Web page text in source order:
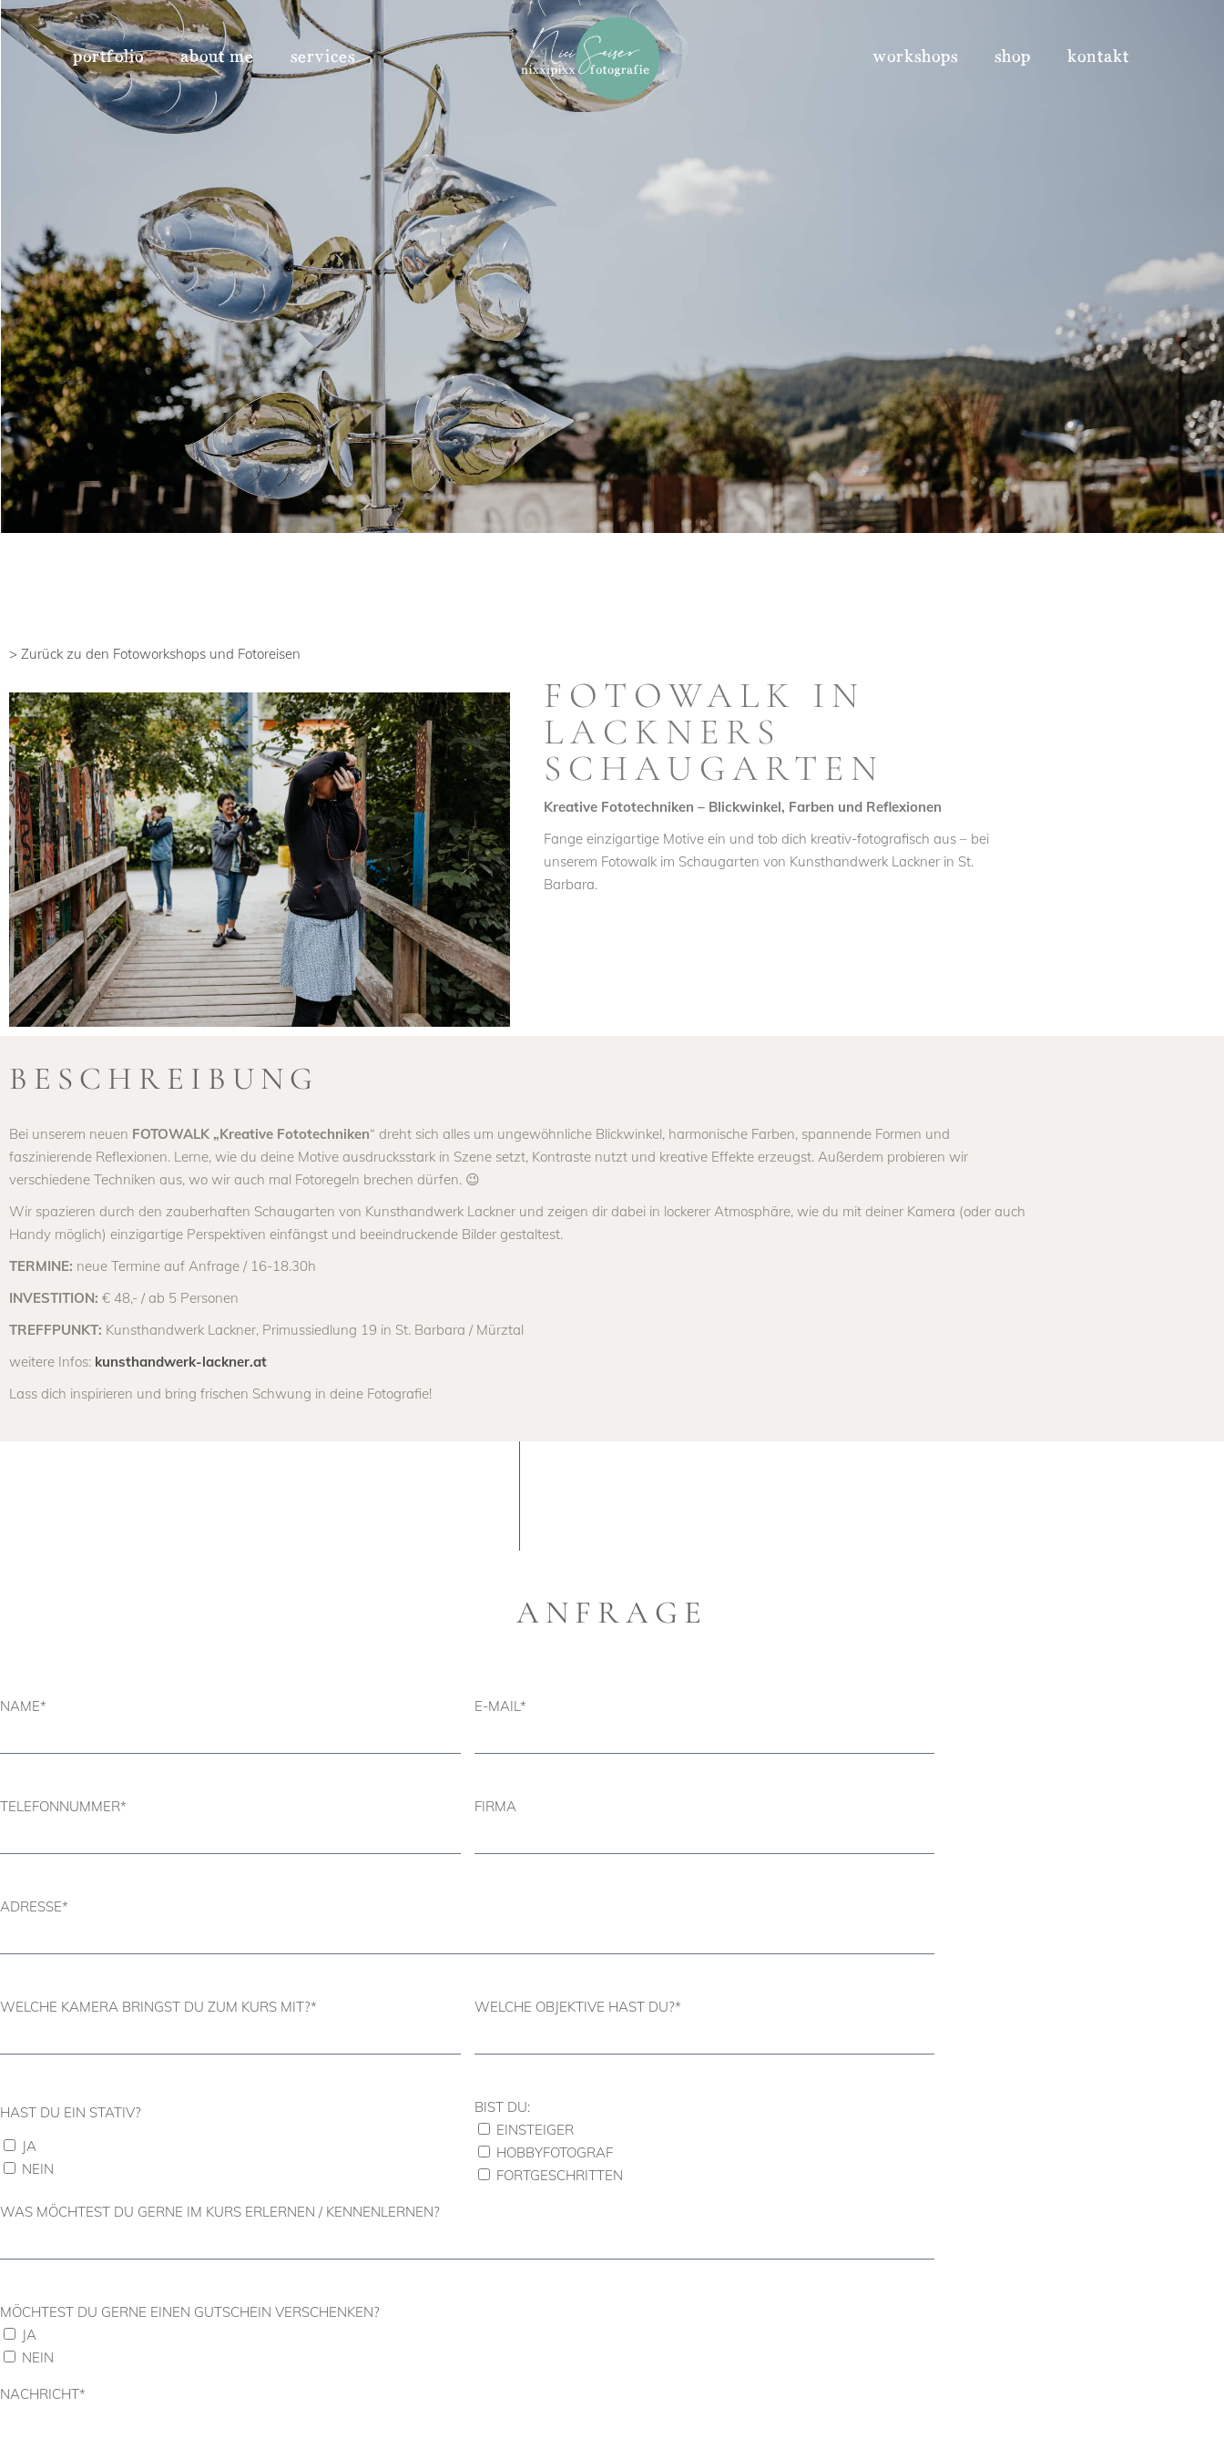
portfolio about me services workshops shop kontakt
> Zurück zu den Fotoworkshops und Fotoreisen
FOTOWALK IN
LACKNERS
SCHAUGARTEN
Kreative Fototechniken – Blickwinkel, Farben und Reflexionen
Fange einzigartige Motive ein und tob dich kreativ-fotografisch aus – bei
unserem Fotowalk im Schaugarten von Kunsthandwerk Lackner in St.
Barbara.
BESCHREIBUNG
Bei unserem neuen FOTOWALK „Kreative Fototechniken“ dreht sich alles um ungewöhnliche Blickwinkel, harmonische Farben, spannende Formen und
faszinierende Reflexionen. Lerne, wie du deine Motive ausdrucksstark in Szene setzt, Kontraste nutzt und kreative Effekte erzeugst. Außerdem probieren wir
verschiedene Techniken aus, wo wir auch mal Fotoregeln brechen dürfen. 😉
Wir spazieren durch den zauberhaften Schaugarten von Kunsthandwerk Lackner und zeigen dir dabei in lockerer Atmosphäre, wie du mit deiner Kamera (oder auch
Handy möglich) einzigartige Perspektiven einfängst und beeindruckende Bilder gestaltest.
TERMINE: neue Termine auf Anfrage / 16-18.30h
INVESTITION: € 48,- / ab 5 Personen
TREFFPUNKT: Kunsthandwerk Lackner, Primussiedlung 19 in St. Barbara / Mürztal
weitere Infos: kunsthandwerk-lackner.at
Lass dich inspirieren und bring frischen Schwung in deine Fotografie!
ANFRAGE
NAME* E-MAIL*
TELEFONNUMMER* FIRMA
ADRESSE*
WELCHE KAMERA BRINGST DU ZUM KURS MIT?* WELCHE OBJEKTIVE HAST DU?*
HAST DU EIN STATIV?
JA
NEIN
BIST DU:
EINSTEIGER
HOBBYFOTOGRAF
FORTGESCHRITTEN
WAS MÖCHTEST DU GERNE IM KURS ERLERNEN / KENNENLERNEN?
MÖCHTEST DU GERNE EINEN GUTSCHEIN VERSCHENKEN?
JA
NEIN
NACHRICHT*